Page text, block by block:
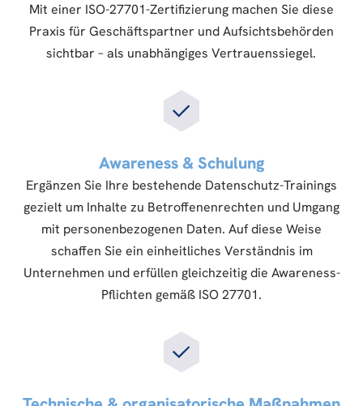
Mit einer ISO-27701-Zertifizierung machen Sie diese
Praxis für Geschäftspartner und Aufsichtsbehörden
sichtbar – als unabhängiges Vertrauenssiegel.
Awareness & Schulung
Ergänzen Sie Ihre bestehende Datenschutz-Trainings
gezielt um Inhalte zu Betroffenenrechten und Umgang
mit personenbezogenen Daten. Auf diese Weise
schaffen Sie ein einheitliches Verständnis im
Unternehmen und erfüllen gleichzeitig die Awareness-
Pflichten gemäß ISO 27701.